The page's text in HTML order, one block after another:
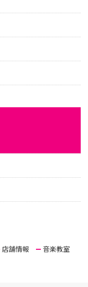
店舗情報
音楽教室